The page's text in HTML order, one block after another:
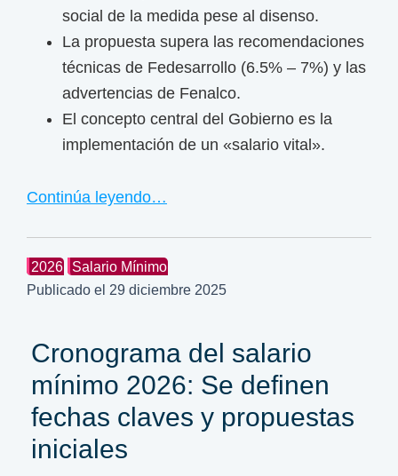
2
4
social de la medida pese al disenso.
La propuesta supera las recomendaciones
técnicas de Fedesarrollo (6.5% – 7%) y las
advertencias de Fenalco.
El concepto central del Gobierno es la
implementación de un «salario vital».
Continúa leyendo…
2026
Salario Mínimo
Publicado el 29 diciembre 2025
Cronograma del salario
mínimo 2026: Se definen
fechas claves y propuestas
iniciales